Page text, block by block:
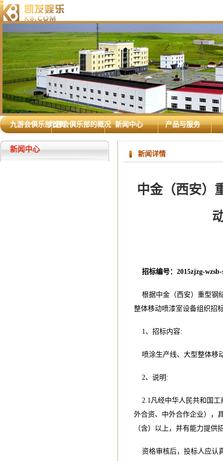
九游会俱乐部首页九游会俱乐部的概况 新闻中心 产品与服务
新闻中心
新闻详情
中金（西安）
招标编号：2015zjzg-wzsb-
根据中金（西安）重型钢
整体移动喷漆室设备组织招
1、招标内容:
喷涂生产线、大型整体移
2、说明:
2.1凡经中华人民共和国工
外合资、中外合作企业），
（含）以上，并有能力提供
资格审核后，投标人应认